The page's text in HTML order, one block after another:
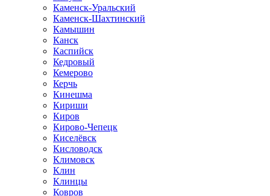
Каменск-Уральский
Каменск-Шахтинский
Камышин
Канск
Каспийск
Кедровый
Кемерово
Керчь
Кинешма
Кириши
Киров
Кирово-Чепецк
Киселёвск
Кисловодск
Климовск
Клин
Клинцы
Ковров